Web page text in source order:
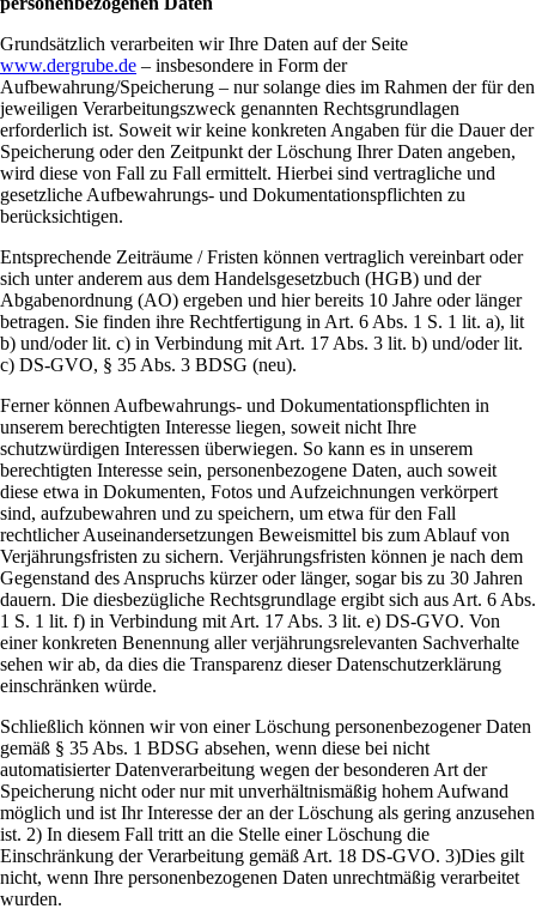
Grundsätzlich verarbeiten wir Ihre Daten auf der Seite
www.dergrube.de – insbesondere in Form der
Aufbewahrung/Speicherung – nur solange dies im Rahmen der für den
jeweiligen Verarbeitungszweck genannten Rechtsgrundlagen
erforderlich ist. Soweit wir keine konkreten Angaben für die Dauer der
Speicherung oder den Zeitpunkt der Löschung Ihrer Daten angeben,
wird diese von Fall zu Fall ermittelt. Hierbei sind vertragliche und
gesetzliche Aufbewahrungs- und Dokumentationspflichten zu
berücksichtigen.
Entsprechende Zeiträume / Fristen können vertraglich vereinbart oder
sich unter anderem aus dem Handelsgesetzbuch (HGB) und der
Abgabenordnung (AO) ergeben und hier bereits 10 Jahre oder länger
betragen. Sie finden ihre Rechtfertigung in Art. 6 Abs. 1 S. 1 lit. a), lit
b) und/oder lit. c) in Verbindung mit Art. 17 Abs. 3 lit. b) und/oder lit.
c) DS-GVO, § 35 Abs. 3 BDSG (neu).
Ferner können Aufbewahrungs- und Dokumentationspflichten in
unserem berechtigten Interesse liegen, soweit nicht Ihre
schutzwürdigen Interessen überwiegen. So kann es in unserem
berechtigten Interesse sein, personenbezogene Daten, auch soweit
diese etwa in Dokumenten, Fotos und Aufzeichnungen verkörpert
sind, aufzubewahren und zu speichern, um etwa für den Fall
rechtlicher Auseinandersetzungen Beweismittel bis zum Ablauf von
Verjährungsfristen zu sichern. Verjährungsfristen können je nach dem
Gegenstand des Anspruchs kürzer oder länger, sogar bis zu 30 Jahren
dauern. Die diesbezügliche Rechtsgrundlage ergibt sich aus Art. 6 Abs.
1 S. 1 lit. f) in Verbindung mit Art. 17 Abs. 3 lit. e) DS-GVO. Von
einer konkreten Benennung aller verjährungsrelevanten Sachverhalte
sehen wir ab, da dies die Transparenz dieser Datenschutzerklärung
einschränken würde.
Schließlich können wir von einer Löschung personenbezogener Daten
gemäß § 35 Abs. 1 BDSG absehen, wenn diese bei nicht
automatisierter Datenverarbeitung wegen der besonderen Art der
Speicherung nicht oder nur mit unverhältnismäßig hohem Aufwand
möglich und ist Ihr Interesse der an der Löschung als gering anzusehen
ist. 2) In diesem Fall tritt an die Stelle einer Löschung die
Einschränkung der Verarbeitung gemäß Art. 18 DS-GVO. 3)Dies gilt
nicht, wenn Ihre personenbezogenen Daten unrechtmäßig verarbeitet
wurden.